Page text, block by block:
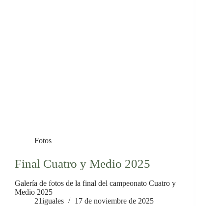
Fotos
Final Cuatro y Medio 2025
Galería de fotos de la final del campeonato Cuatro y
Medio 2025
21iguales
17 de noviembre de 2025